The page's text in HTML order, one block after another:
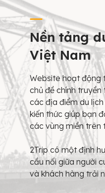
Nền tảng
Việt Nam
Website hoạt động
chủ đề chính
các địa điểm du
kiến thức giúp bạn
các vùng miền trên
2Trip có một định
cầu nối giữa người
và khách hàng trải